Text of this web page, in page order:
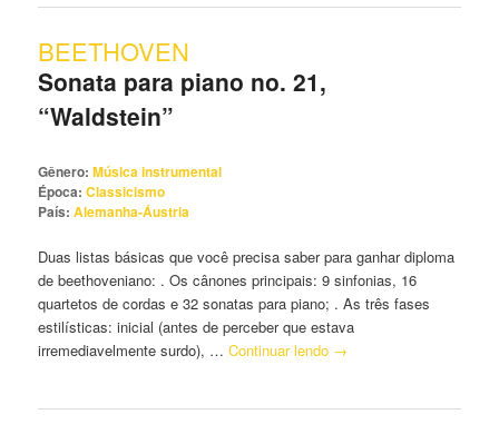
BEETHOVEN
Sonata para piano no. 21,
“Waldstein”
Gênero: Música instrumental
Época: Classicismo
País: Alemanha-Áustria
Duas listas básicas que você precisa saber para ganhar diploma
de beethoveniano: . Os cânones principais: 9 sinfonias, 16
quartetos de cordas e 32 sonatas para piano; . As três fases
estilísticas: inicial (antes de perceber que estava
irremediavelmente surdo), …Continuar lendo →